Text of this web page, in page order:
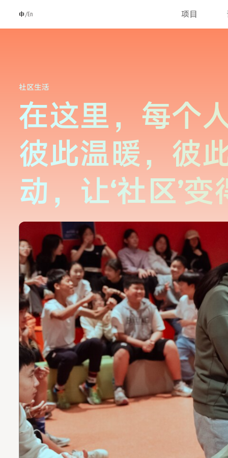
项目
中 /En
校级传统活动 初中四大书院
社区生活
在这里，每个
彼此温暖，彼
动，让‘社区’